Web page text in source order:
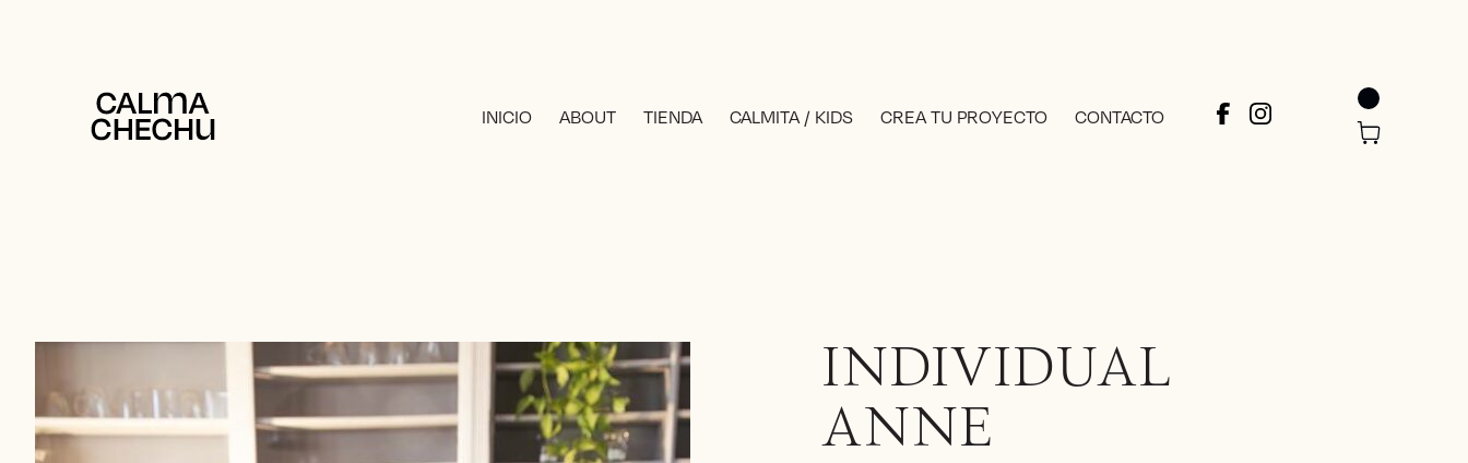
INICIO ABOUT TIENDA CALMITA / KIDS CREA TU PROYECTO CONTACTO
INDIVIDUAL
ANNE